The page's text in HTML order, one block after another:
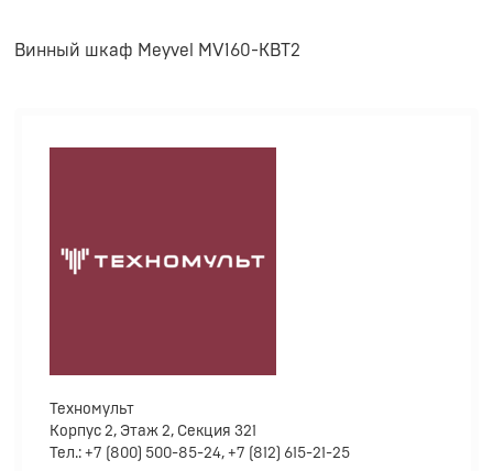
Винный шкаф Meyvel MV160-KBT2
Техномульт
Корпус 2, Этаж 2, Секция 321
Тел.: +7 (800) 500-85-24, +7 (812) 615-21-25